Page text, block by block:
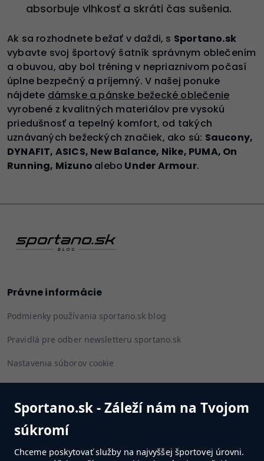
Sportano.sk - Záleží nám na Tvojom
súkromí
Chceme poskytovať služby na najvyššej športovej úrovni.
absorbuje vlhkosť a skráti čas sušenia.
Ak sa rozhodnete bežať v daždi, s Sportano.sk
vybavte svoj športový šatník správnym oblečením
a obuvou, aby bol tréning v nepriaznivom počasí
úplne bezpečný a príjemný. V našej ponuke
nájdete dámske a pánske bežecké oblečenie
vyrobené z kvalitných materiálov pre vysokú
priedušnosť a tepelný komfort, od takých
uznávaných bežeckých značiek, ako sú: Saucony,
DYNAFIT, ASICS, New Balance, Nike, PUMA, On
Running, Mizuno alebo Under Armour.
Právne informácie
Podmienky používania sportano.sk blog
Pravidlá pre odber newsletteru sportano.sk
Nastavenia súborov cookie
Sledujte nás